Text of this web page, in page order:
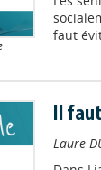
faut
Il
Laure